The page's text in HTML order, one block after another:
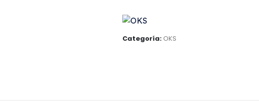
Categoría: OKS